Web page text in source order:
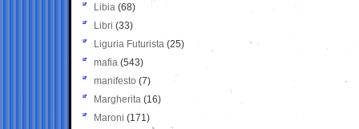
Libia (68)
Libri (33)
Liguria Futurista (25)
mafia (543)
manifesto (7)
Margherita (16)
Maroni (171)